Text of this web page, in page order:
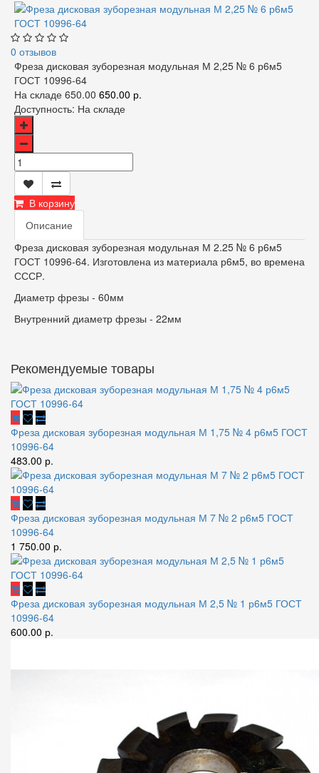
0 отзывов
Фреза дисковая зуборезная модульная М 2,25 № 6 р6м5
ГОСТ 10996-64
На складе 650.00 650.00 р.
Доступность: На складе
В корзину
Описание
Фреза дисковая зуборезная модульная М 2.25 № 6 р6м5
ГОСТ 10996-64. Изготовлена из материала р6м5, во времена
СССР.
Диаметр фрезы - 60мм
Внутренний диаметр фрезы - 22мм
Рекомендуемые товары
Фреза дисковая зуборезная модульная М 1,75 № 4 р6м5 ГОСТ
10996-64
483.00 р.
Фреза дисковая зуборезная модульная М 7 № 2 р6м5 ГОСТ
10996-64
1 750.00 р.
Фреза дисковая зуборезная модульная М 2,5 № 1 р6м5 ГОСТ
10996-64
600.00 р.